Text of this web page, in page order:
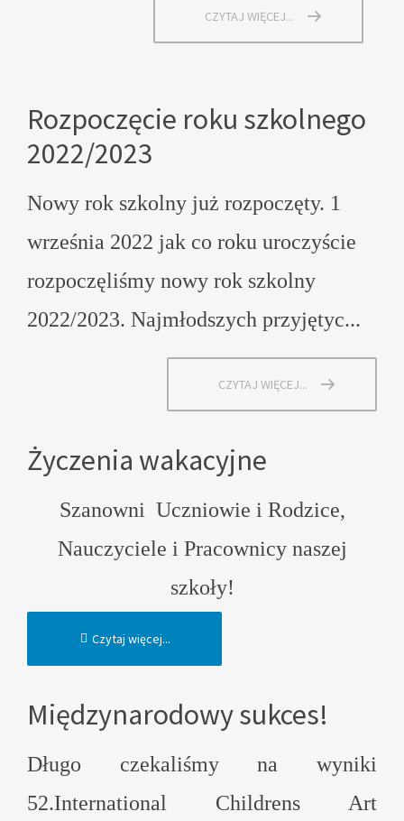
CZYTAJ WIĘCEJ...
Rozpoczęcie roku szkolnego
2022/2023
Nowy rok szkolny już rozpoczęty. 1
września 2022 jak co roku uroczyście
rozpoczęliśmy nowy rok szkolny
2022/2023. Najmłodszych przyjętyc...
CZYTAJ WIĘCEJ...
Życzenia wakacyjne
Szanowni Uczniowie i Rodzice,
Nauczyciele i Pracownicy naszej
szkoły!
Czytaj więcej...
Międzynarodowy sukces!
Długo czekaliśmy na wyniki
52.International Childrens Art